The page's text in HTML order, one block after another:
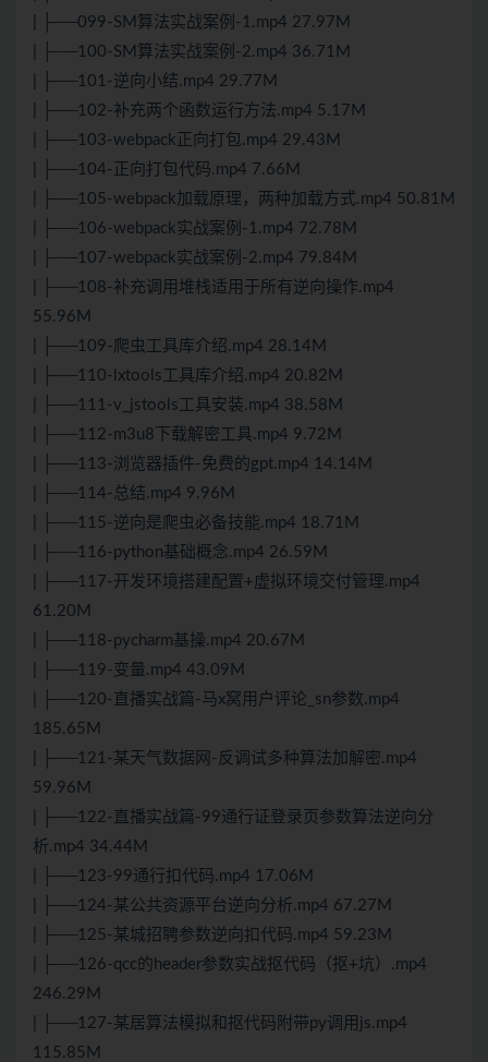
| ├──099-SM算法实战案例-1.mp4 27.97M
| ├──100-SM算法实战案例-2.mp4 36.71M
| ├──101-逆向小结.mp4 29.77M
| ├──102-补充两个函数运行方法.mp4 5.17M
| ├──103-webpack正向打包.mp4 29.43M
| ├──104-正向打包代码.mp4 7.66M
| ├──105-webpack加载原理，两种加载方式.mp4 50.81M
| ├──106-webpack实战案例-1.mp4 72.78M
| ├──107-webpack实战案例-2.mp4 79.84M
| ├──108-补充调用堆栈适用于所有逆向操作.mp4
55.96M
| ├──109-爬虫工具库介绍.mp4 28.14M
| ├──110-lxtools工具库介绍.mp4 20.82M
| ├──111-v_jstools工具安装.mp4 38.58M
| ├──112-m3u8下载解密工具.mp4 9.72M
| ├──113-浏览器插件-免费的gpt.mp4 14.14M
| ├──114-总结.mp4 9.96M
| ├──115-逆向是爬虫必备技能.mp4 18.71M
| ├──116-python基础概念.mp4 26.59M
| ├──117-开发环境搭建配置+虚拟环境交付管理.mp4
61.20M
| ├──118-pycharm基操.mp4 20.67M
| ├──119-变量.mp4 43.09M
| ├──120-直播实战篇-马x窝用户评论_sn参数.mp4
185.65M
| ├──121-某天气数据网-反调试多种算法加解密.mp4
59.96M
| ├──122-直播实战篇-99通行证登录页参数算法逆向分
析.mp4 34.44M
| ├──123-99通行扣代码.mp4 17.06M
| ├──124-某公共资源平台逆向分析.mp4 67.27M
| ├──125-某城招聘参数逆向扣代码.mp4 59.23M
| ├──126-qcc的header参数实战抠代码（抠+坑）.mp4
246.29M
| ├──127-某居算法模拟和抠代码附带py调用js.mp4
115.85M